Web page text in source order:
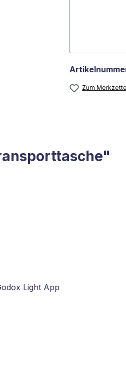
Zum
Light App